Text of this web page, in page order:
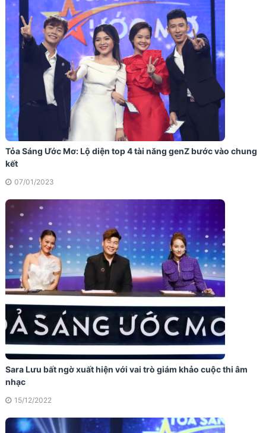
Tỏa Sáng Ước Mơ: Lộ diện top 4 tài năng genZ bước vào chung
kết
07/01/2023
Sara Lưu bất ngờ xuất hiện với vai trò giám khảo cuộc thi âm
nhạc
15/12/2022